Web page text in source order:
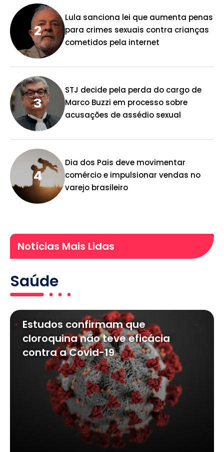
Lula sanciona lei que aumenta penas
para crimes sexuais contra crianças
cometidos pela internet
STJ decide pela perda do cargo de
Marco Buzzi em processo sobre
acusações de assédio sexual
Dia dos Pais deve movimentar
comércio e impulsionar vendas no
varejo brasileiro
Notícias Mais Lidas
Saúde
Estudos confirmam que
cloroquina não teve eficácia
contra a Covid-19